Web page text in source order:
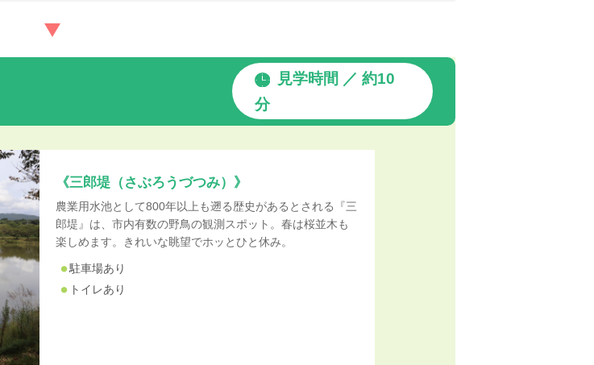
見学時間 ／ 約10
分
《三郎堤（さぶろうづつみ）》
農業用水池として800年以上も遡る歴史があるとされる『三
郎堤』は、市内有数の野鳥の観測スポット。春は桜並木も
楽しめます。きれいな眺望でホッとひと休み。
駐車場あり
トイレあり